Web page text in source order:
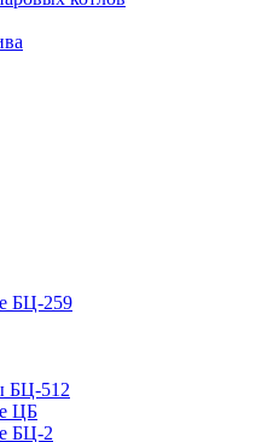
БЦ-259
БЦ-512
ЦБ
БЦ-2